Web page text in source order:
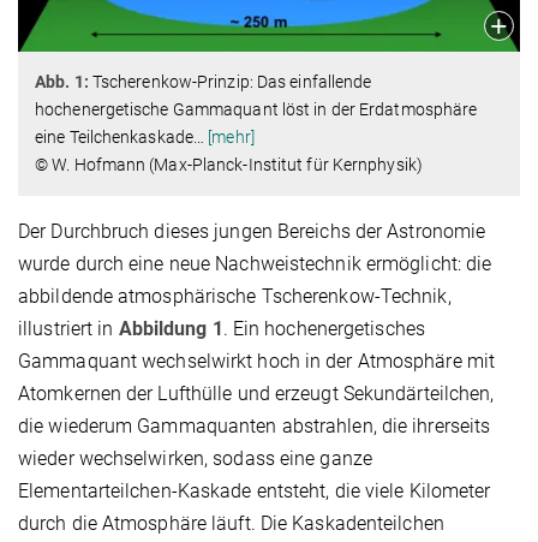
Abb. 1: Tscherenkow-Prinzip: Das einfallende
hochenergetische Gammaquant löst in der Erdatmosphäre
eine Teilchenkaskade
[mehr]
© W. Hofmann (Max-Planck-Institut für Kernphysik)
Der Durchbruch dieses jungen Bereichs der Astronomie
wurde durch eine neue Nachweistechnik ermöglicht: die
abbildende atmosphärische Tscherenkow-Technik,
illustriert in Abbildung 1. Ein hochenergetisches
Gammaquant wechselwirkt hoch in der Atmosphäre mit
Atomkernen der Lufthülle und erzeugt Sekundärteilchen,
die wiederum Gammaquanten abstrahlen, die ihrerseits
wieder wechselwirken, sodass eine ganze
Elementarteilchen-Kaskade entsteht, die viele Kilometer
durch die Atmosphäre läuft. Die Kaskadenteilchen